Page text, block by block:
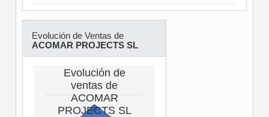
Evolución de Ventas de
ACOMAR PROJECTS SL
Evolución de
ventas de
ACOMAR
PROJECTS SL